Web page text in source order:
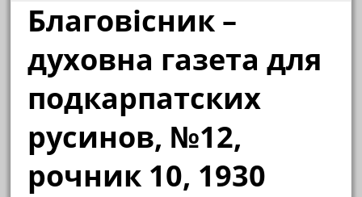
Благовісник –
духовна газета для
подкарпатских
русинов, №12,
рочник 10, 1930